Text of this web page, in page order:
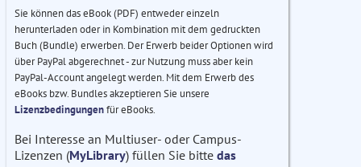
Sie können das eBook (PDF) entweder einzeln
herunterladen oder in Kombination mit dem gedruckten
Buch (Bundle) erwerben. Der Erwerb beider Optionen wird
über PayPal abgerechnet - zur Nutzung muss aber kein
PayPal-Account angelegt werden. Mit dem Erwerb des
eBooks bzw. Bundles akzeptieren Sie unsere
Lizenzbedingungenfür eBooks.
Bei Interesse an Multiuser- oder Campus-
Lizenzen (MyLibrary) füllen Sie bitte das